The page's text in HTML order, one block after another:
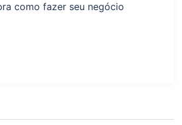
como fazer seu negócio